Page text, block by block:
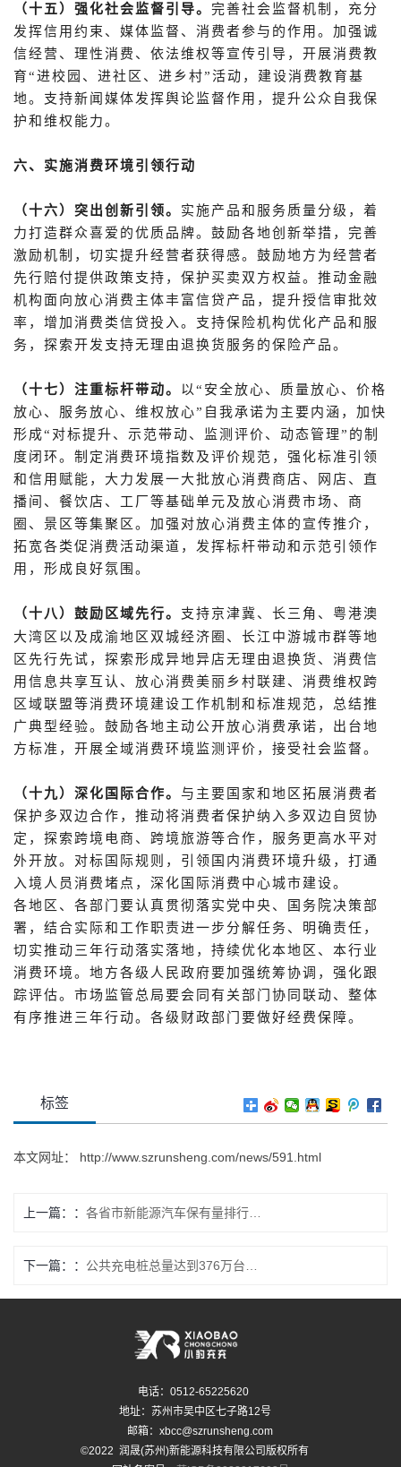
（十五）强化社会监督引导。 完善社会监督机制，充分
发挥信用约束、媒体监督、消费者参与的作用。加强诚
信经营、理性消费、依法维权等宣传引导，开展消费教
育“进校园、进社区、进乡村”活动，建设消费教育基
地。支持新闻媒体发挥舆论监督作用，提升公众自我保
护和维权能力。
六、实施消费环境引领行动
（十六）突出创新引领。 实施产品和服务质量分级，着
力打造群众喜爱的优质品牌。鼓励各地创新举措，完善
激励机制，切实提升经营者获得感。鼓励地方为经营者
先行赔付提供政策支持，保护买卖双方权益。推动金融
机构面向放心消费主体丰富信贷产品，提升授信审批效
率，增加消费类信贷投入。支持保险机构优化产品和服
务，探索开发支持无理由退换货服务的保险产品。
（十七）注重标杆带动。 以“安全放心、质量放心、价格
放心、服务放心、维权放心”自我承诺为主要内涵，加快
形成“对标提升、示范带动、监测评价、动态管理”的制
度闭环。制定消费环境指数及评价规范，强化标准引领
和信用赋能，大力发展一大批放心消费商店、网店、直
播间、餐饮店、工厂等基础单元及放心消费市场、商
圈、景区等集聚区。加强对放心消费主体的宣传推介，
拓宽各类促消费活动渠道，发挥标杆带动和示范引领作
用，形成良好氛围。
（十八）鼓励区域先行。 支持京津冀、长三角、粤港澳
大湾区以及 成渝地区双城经济圈 、长江中游城市群等地
区先行先试，探索形成异地异店无理由退换货、消费信
用信息共享互认、放心消费美丽乡村联建、消费维权跨
区域联盟等消费环境建设工作机制和标准规范，总结推
广典型经验。鼓励各地主动公开放心消费承诺，出台地
方标准，开展全域消费环境监测评价，接受社会监督。
（十九）深化国际合作。 与主要国家和地区拓展消费者
保护多双边合作，推动将消费者保护纳入多双边自贸协
定，探索跨境电商、跨境旅游等合作，服务更高水平对
外开放。对标国际规则，引领国内消费环境升级，打通
入境人员消费堵点，深化国际消费中心城市建设。
各地区、各部门要认真贯彻落实党中央、国务院决策部
署，结合实际和工作职责进一步分解任务、明确责任，
切实推动三年行动落实落地，持续优化本地区、本行业
消费环境。地方各级人民政府要加强统筹协调，强化跟
踪评估。市场监管总局要会同有关部门协同联动、整体
有序推进三年行动。各级财政部门要做好经费保障。
标签
本文网址： http://www.szrunsheng.com/news/591.html
上一篇：
下一篇：
电话：0512-65225620
地址：苏州市吴中区七子路12号
邮箱：xbcc@szrunsheng.com
©2022 润晟(苏州)新能源科技有限公司版权所有